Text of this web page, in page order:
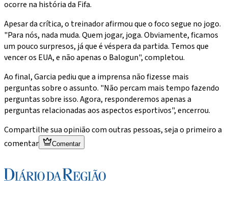
ocorre na história da Fifa.
Apesar da crítica, o treinador afirmou que o foco segue no jogo.
"Para nós, nada muda. Quem jogar, joga. Obviamente, ficamos
um pouco surpresos, já que é véspera da partida. Temos que
vencer os EUA, e não apenas o Balogun", completou.
Ao final, Garcia pediu que a imprensa não fizesse mais
perguntas sobre o assunto. "Não percam mais tempo fazendo
perguntas sobre isso. Agora, responderemos apenas a
perguntas relacionadas aos aspectos esportivos", encerrou.
Compartilhe sua opinião com outras pessoas, seja o primeiro a
comentar
Comentar